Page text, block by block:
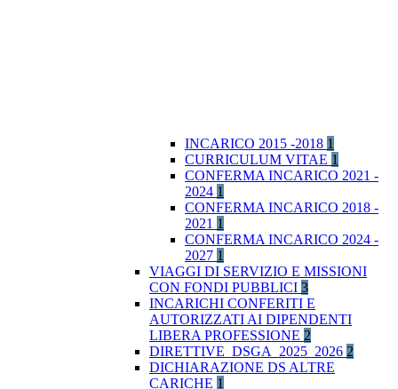
INCARICO 2015 -2018 1
CURRICULUM VITAE 1
CONFERMA INCARICO 2021 -
2024 1
CONFERMA INCARICO 2018 -
2021 1
CONFERMA INCARICO 2024 -
2027 1
VIAGGI DI SERVIZIO E MISSIONI
CON FONDI PUBBLICI 3
INCARICHI CONFERITI E
AUTORIZZATI AI DIPENDENTI
LIBERA PROFESSIONE 2
DIRETTIVE_DSGA_2025_2026 2
DICHIARAZIONE DS ALTRE
CARICHE 1